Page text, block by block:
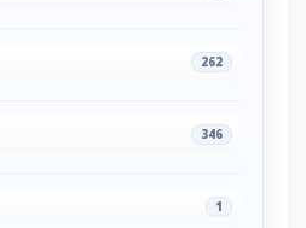
262
346
1